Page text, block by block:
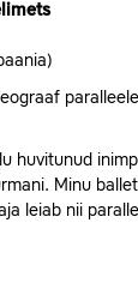
huvitunud
Minu
leiab nii